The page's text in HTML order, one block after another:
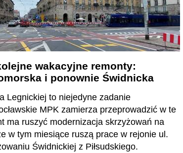
wakacyjne remonty:
i ponownie Świdnicka
Legnickiej to niejedyne zadanie
MPK zamierza przeprowadzić w te
ma ruszyć modernizacja skrzyżowań na
w tym miesiące ruszą prace w rejonie ul.
Świdnickiej z Piłsudskiego.